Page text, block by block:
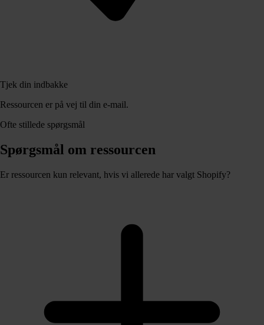
Tjek din indbakke
Ressourcen er på vej til din e-mail.
Ofte stillede spørgsmål
Spørgsmål om ressourcen
Er ressourcen kun relevant, hvis vi allerede har valgt Shopify?